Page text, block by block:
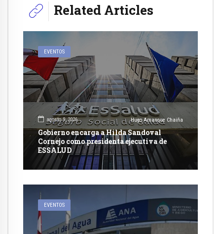
Related Articles
EVENTOS
agosto 9, 2026 Hugo Amanque Chaiña
Gobierno encarga a Hilda Sandoval
Cornejo como presidenta ejecutiva de
ESSALUD
EVENTOS